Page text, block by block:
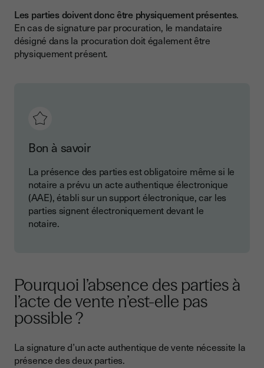
Les parties doivent donc être physiquement présentes.
En cas de signature par procuration, le mandataire
désigné dans la procuration doit également être
physiquement présent.
Bon à savoir
La présence des parties est obligatoire même si le
notaire a prévu un acte authentique électronique
(AAE), établi sur un support électronique, car les
parties signent électroniquement devant le
notaire.
Pourquoi l’absence des parties à
l’acte de vente n’est-elle pas
possible ?
La signature d’un acte authentique de vente nécessite la
présence des deux parties.